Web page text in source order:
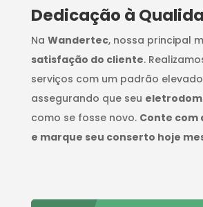
Dedicação à
Na Wandertec, nossa principal
satisfação do cliente.
serviços com um padrão
assegurando que seu
como se fosse novo. Conte com
e marque seu conserto hoje